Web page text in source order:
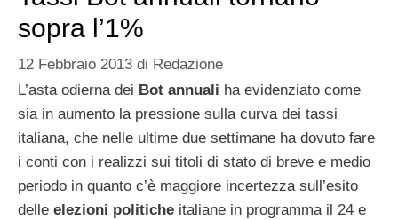
sopra l’1%
12 Febbraio 2013 di Redazione
L’asta odierna dei Bot annuali ha evidenziato come
sia in aumento la pressione sulla curva dei tassi
italiana, che nelle ultime due settimane ha dovuto fare
i conti con i realizzi sui titoli di stato di breve e medio
periodo in quanto c’è maggiore incertezza sull’esito
delle elezioni politiche italiane in programma il 24 e